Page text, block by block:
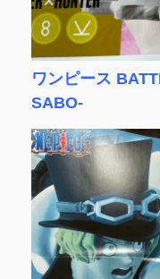
ワンピース
SABO-